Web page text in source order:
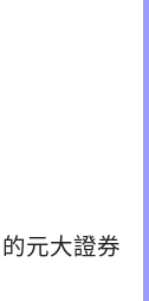
元大證券